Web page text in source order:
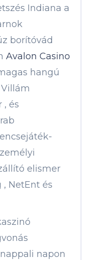
Indiana a
borítóvád
Avalon Casino
hangú
, és
elismer
NetEnt és
napon